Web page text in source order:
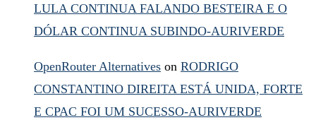
LULA CONTINUA FALANDO BESTEIRA E O
DÓLAR CONTINUA SUBINDO-AURIVERDE
OpenRouter Alternatives on RODRIGO
CONSTANTINO DIREITA ESTÁ UNIDA, FORTE
E CPAC FOI UM SUCESSO-AURIVERDE